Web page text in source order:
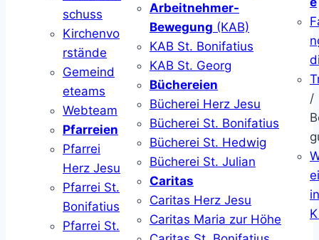
schuss
Kirchenvo
rstände
Gemeind
eteams
Webteam
Pfarreien
Pfarrei
Herz Jesu
Pfarrei St.
Bonifatius
Pfarrei St.
Arbeitnehmer-
Bewegung (KAB)
KAB St. Bonifatius
KAB St. Georg
Büchereien
Bücherei Herz Jesu
Bücherei St. Bonifatius
Bücherei St. Hedwig
Bücherei St. Julian
Caritas
Caritas Herz Jesu
Caritas Maria zur Höhe
/